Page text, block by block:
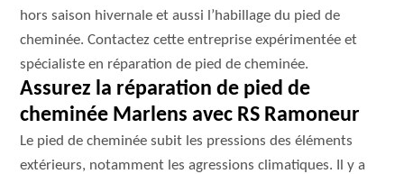
hors saison hivernale et aussi l’habillage du pied de
cheminée. Contactez cette entreprise expérimentée et
spécialiste en réparation de pied de cheminée.
Assurez la réparation de pied de
cheminée Marlens avec RS Ramoneur
Le pied de cheminée subit les pressions des éléments
extérieurs, notamment les agressions climatiques. Il y a